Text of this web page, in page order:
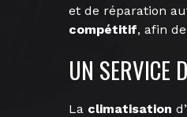
et de réparation
compétitif, afin
UN SERVICE
La climatisation